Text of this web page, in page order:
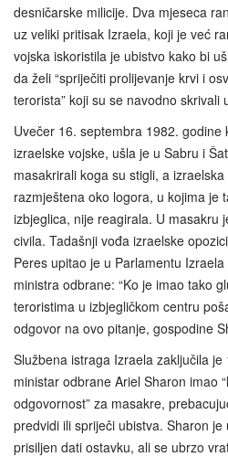
desničarske milicije. Dva mjeseca
uz veliki pritisak Izraela, koji je već
vojska iskoristila je ubistvo kako bi
da želi “spriječiti prolijevanje krvi i
terorista” koji su se navodno skrivali
Uvečer 16. septembra 1982.
izraelske vojske, ušla je u Sabru i
masakrirali koga su stigli, a
razmještena oko logora, u kojima je
izbjeglica, nije reagirala. U masakru
civila. Tadašnji vođa izraelske
Peres upitao je u Parlamentu
ministra odbrane: “Ko je imao tako
teroristima u izbjegličkom centru
odgovor na ovo pitanje, gospodine
Službena istraga Izraela zaključila
ministar odbrane Ariel Sharon imao
odgovornost” za masakre,
predvidi ili spriječi ubistva. Sharon
prisiljen dati ostavku, ali se ubrzo